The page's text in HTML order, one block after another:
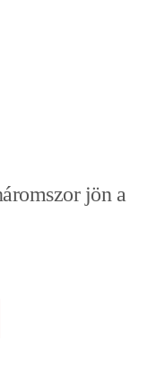
jön a